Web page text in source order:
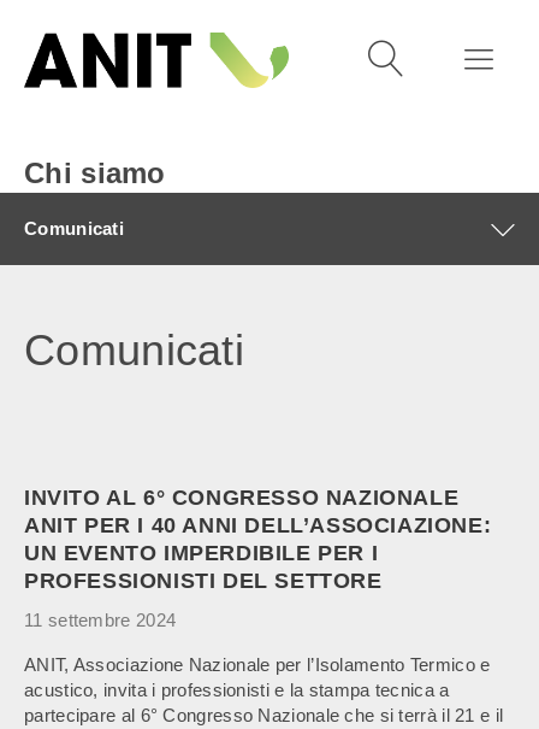
Chi siamo
Comunicati
Comunicati
INVITO AL 6° CONGRESSO NAZIONALE
ANIT PER I 40 ANNI DELL’ASSOCIAZIONE:
UN EVENTO IMPERDIBILE PER I
PROFESSIONISTI DEL SETTORE
11 settembre 2024
ANIT, Associazione Nazionale per l’Isolamento Termico e
acustico, invita i professionisti e la stampa tecnica a
partecipare al 6° Congresso Nazionale che si terrà il 21 e il